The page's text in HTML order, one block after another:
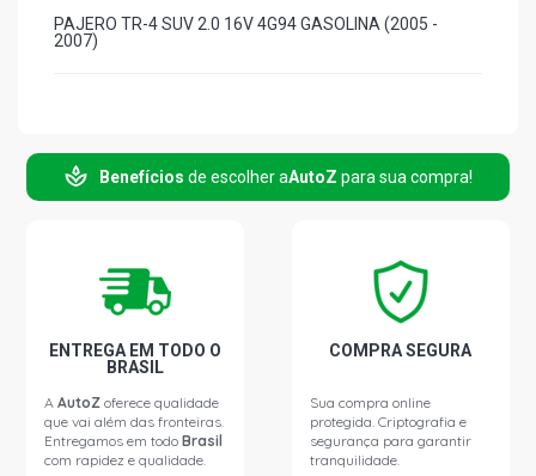
PAJERO TR-4 SUV 2.0 16V 4G94 GASOLINA (2005 -
2007)
Benefícios de escolher aAutoZ para sua compra!
ENTREGA EM TODO O
BRASIL
AAutoZ oferece qualidade
que vai além das fronteiras.
Entregamos em todoBrasil
com rapidez e qualidade.
COMPRA SEGURA
Sua compra online
protegida. Criptografia e
segurança para garantir
tranquilidade.